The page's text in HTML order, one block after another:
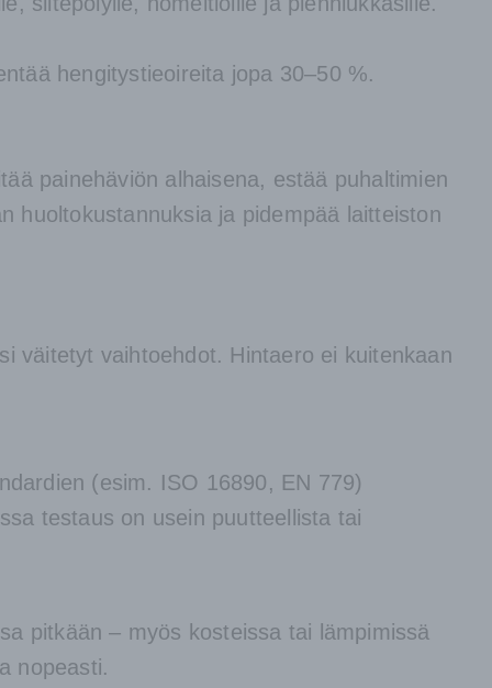
hengitystieoireita jopa 30–50 %.
painehäviön alhaisena, estää puhaltimien
huoltokustannuksia ja pidempää laitteiston
väitetyt vaihtoehdot. Hintaero ei kuitenkaan
(esim. ISO 16890, EN 779)
testaus on usein puutteellista tai
pitkään – myös kosteissa tai lämpimissä
nopeasti.